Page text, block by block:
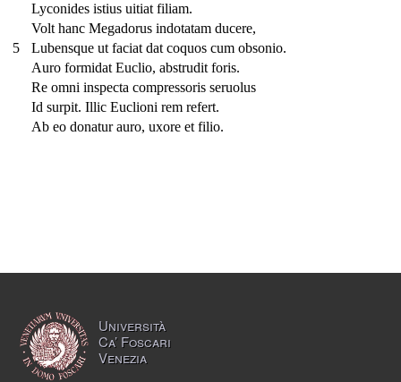
Lyconides istius uitiat filiam.
Volt hanc Megadorus indotatam ducere,
5
Lubensque ut faciat dat coquos cum obsonio.
Auro formidat Euclio, abstrudit foris.
Re omni inspecta compressoris seruolus
Id surpit. Illic Euclioni rem refert.
Ab eo donatur auro, uxore et filio.
Università
Ca’ Foscari
Venezia